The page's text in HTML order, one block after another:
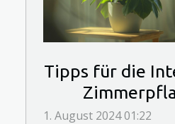
Tipps für die
verschiedene
1. August 2024 01:22